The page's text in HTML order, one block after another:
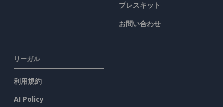
プレスキット
お問い合わせ
リーガル
利用規約
AI Policy